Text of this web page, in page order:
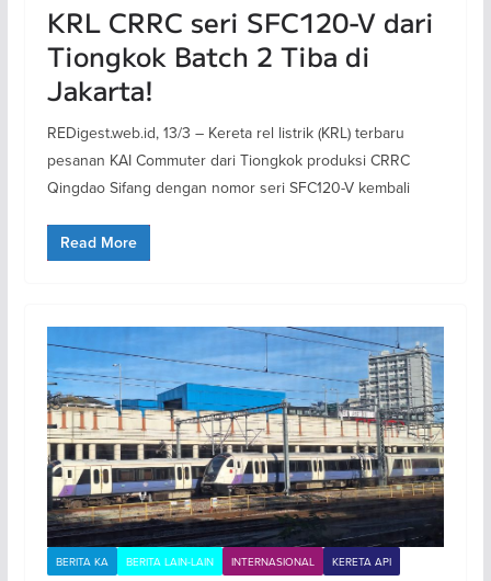
KRL CRRC seri SFC120-V dari
Tiongkok Batch 2 Tiba di
Jakarta!
REDigest.web.id, 13/3 – Kereta rel listrik (KRL) terbaru
pesanan KAI Commuter dari Tiongkok produksi CRRC
Qingdao Sifang dengan nomor seri SFC120-V kembali
Read More
BERITA KA BERITA LAIN-LAIN INTERNASIONAL KERETA API